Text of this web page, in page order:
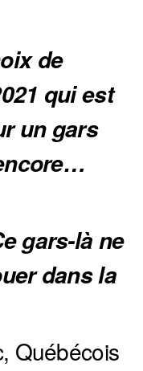
de
qui est
un gars
gars-là ne
dans la
Québécois